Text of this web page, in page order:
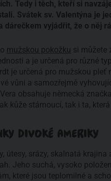
Tedy i těch, kteří si
Svátek sv. Valentýna je
dárečkem vyjádřit, že o něj
mužskou pokožku si můžete
a je určená pro různé
je určená pro mužskou
vůni a samozřejmě
obsahuje německá
kůže stárnoucí, tak i ta,
DIVOKÉ AMERIKY
útesy, srázy, skalnatá
Jeho suchá, vysoko
které jsou teplomilné a